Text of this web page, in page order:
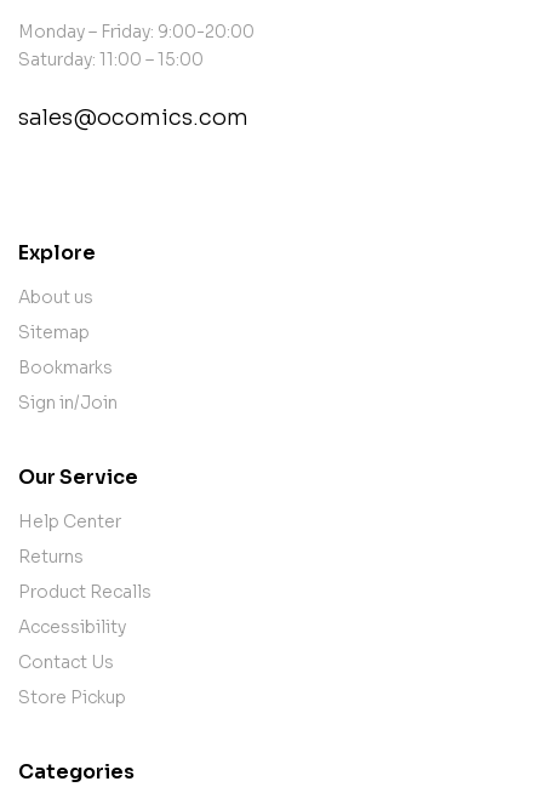
Monday – Friday: 9:00-20:00
Saturday: 11:00 – 15:00
sales@ocomics.com
Explore
About us
Sitemap
Bookmarks
Sign in/Join
Our Service
Help Center
Returns
Product Recalls
Accessibility
Contact Us
Store Pickup
Categories